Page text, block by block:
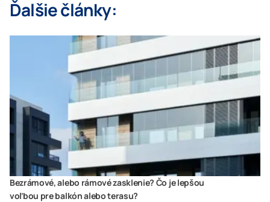
Ďalšie články:
Bezrámové, alebo rámové zasklenie? Čo je lepšou
voľbou pre balkón alebo terasu?